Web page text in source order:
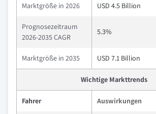
Marktgröße in 2026 USD 4.5 Billion
Prognosezeitraum
2026-2035 CAGR
5.3%
Marktgröße in 2035 USD 7.1 Billion
Wichtige Markttrends
Fahrer Auswirkungen